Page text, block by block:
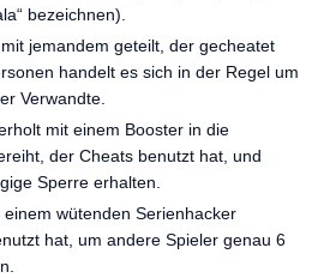
bezeichnen).
jemandem geteilt, der gecheatet
handelt es sich in der Regel um
Verwandte.
mit einem Booster in die
der Cheats benutzt hat, und
Sperre erhalten.
wütenden Serienhacker
hat, um andere Spieler genau 6